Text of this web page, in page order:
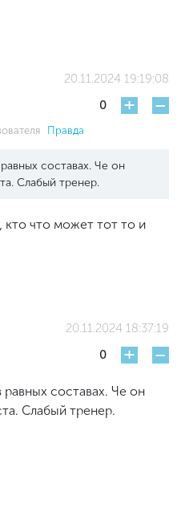
20.11.2024 19:19:08
0
+ -
Правда
составах. Че он
Слабый тренер.
кто что может тот то и
20.11.2024 18:37:19
0
+ -
составах. Че он
Слабый тренер.